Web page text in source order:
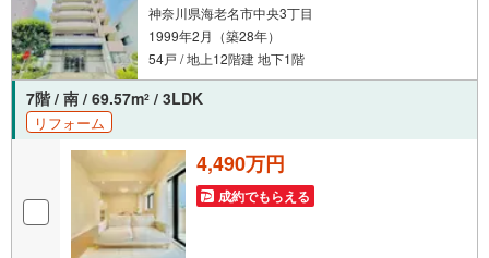
神奈川県海老名市中央3丁目
1999年2月（築28年）
54戸 / 地上12階建 地下1階
7階 / 南 / 69.57m2 / 3LDK
リフォーム
4,490万円
成約でもらえる